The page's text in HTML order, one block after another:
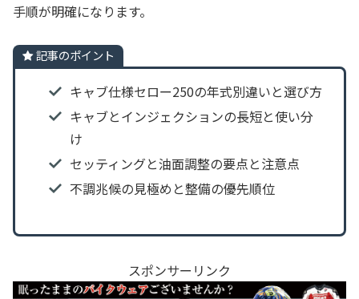
手順が明確になります。
記事のポイント
キャブ仕様セロー250の年式別違いと選び方
キャブとインジェクションの長短と使い分
け
セッティングと油面調整の要点と注意点
不調兆候の見極めと整備の優先順位
スポンサーリンク